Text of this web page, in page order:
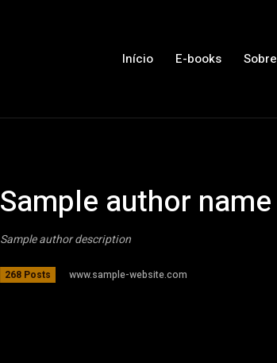
Início E-books Sobre
Sample author name
Sample author description
268 Posts www.sample-website.com